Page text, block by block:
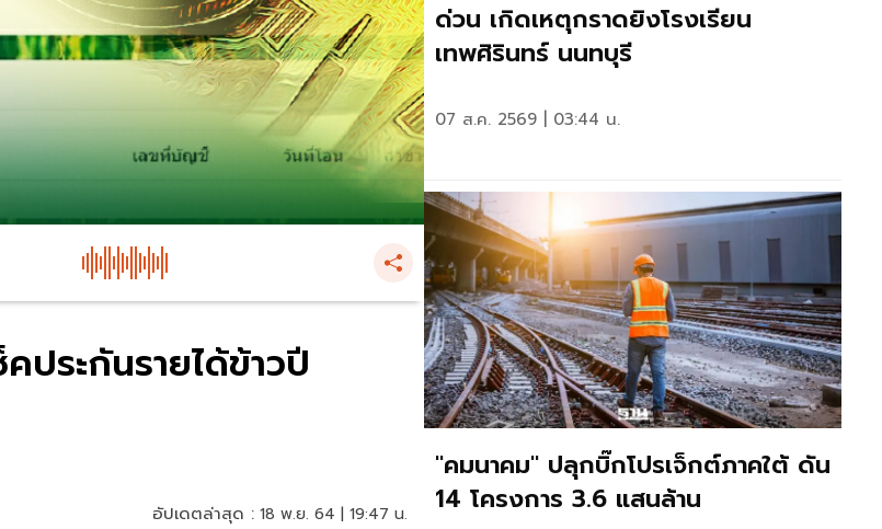
ประกันรายได้ข้าวปี
อัปเดตล่าสุด : 18 พ.ย. 64 | 19:47 น.
ด่วน เกิดเหตุกราดยิงโรงเรียน
เทพศิรินทร์ นนทบุรี
07 ส.ค. 2569 | 03:44 น.
"คมนาคม" ปลุกบิ๊กโปรเจ็กต์ภาคใต้ ดัน
14 โครงการ 3.6 แสนล้าน